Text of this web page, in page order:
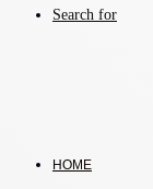
Search for
HOME